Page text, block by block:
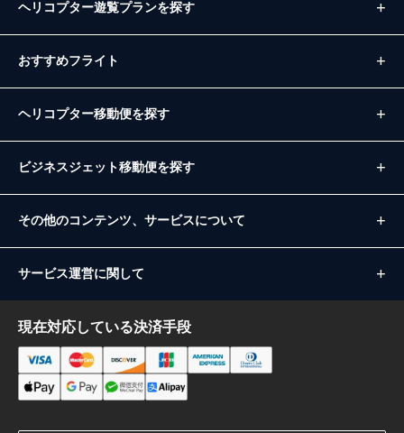
ヘリコプター遊覧プランを探す
おすすめフライト
ヘリコプター移動便を探す
ビジネスジェット移動便を探す
その他のコンテンツ、サービスについて
サービス運営に関して
現在対応している決済手段